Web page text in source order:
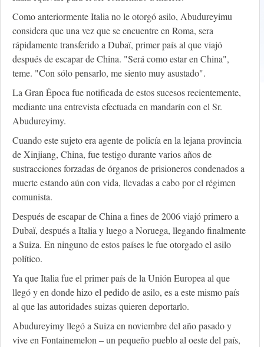
Como anteriormente Italia no le otorgó asilo, Abudureyimu
considera que una vez que se encuentre en Roma, sera
rápidamente transferido a Dubaï, primer país al que viajó
después de escapar de China. "Será como estar en China",
teme. "Con sólo pensarlo, me siento muy asustado".
La Gran Época fue notificada de estos sucesos recientemente,
mediante una entrevista efectuada en mandarín con el Sr.
Abudureyimy.
Cuando este sujeto era agente de policía en la lejana provincia
de Xinjiang, China, fue testigo durante varios años de
sustracciones forzadas de órganos de prisioneros condenados a
muerte estando aún con vida, llevadas a cabo por el régimen
comunista.
Después de escapar de China a fines de 2006 viajó primero a
Dubaï, después a Italia y luego a Noruega, llegando finalmente
a Suiza. En ninguno de estos países le fue otorgado el asilo
político.
Ya que Italia fue el primer país de la Unión Europea al que
llegó y en donde hizo el pedido de asilo, es a este mismo país
al que las autoridades suizas quieren deportarlo.
Abudureyimy llegó a Suiza en noviembre del año pasado y
vive en Fontainemelon – un pequeño pueblo al oeste del país,